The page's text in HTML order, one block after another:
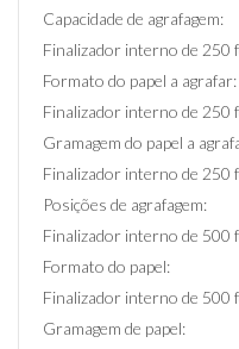
Capacidade de agrafagem:
Finalizador interno de 250
Formato do papel a agrafar:
Finalizador interno de 250
Gramagem do papel a
Finalizador interno de 250
Posições de agrafagem:
Finalizador interno de 500
Formato do papel:
Finalizador interno de 500
Gramagem de papel: